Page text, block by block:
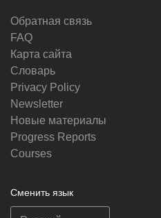
Обратная связь
FAQ
Карта сайта
Словарь
Privacy Policy
Newsletter
Новые материалы
Progress Reports
Courses
Сменить язык